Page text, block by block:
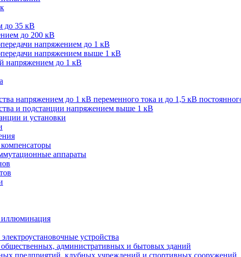
до 35 кВ
до 200 кВ
напряжением до 1 кВ
напряжением выше 1 кВ
напряжением до 1 кВ
напряжением до 1 кВ переменного тока и до 1,5 кВ
и подстанции напряжением выше 1 кВ
и установки
аппараты
иллюминация
устройства
административных и бытовых зданий
предприятий, клубных учреждений и спортивных сооружений